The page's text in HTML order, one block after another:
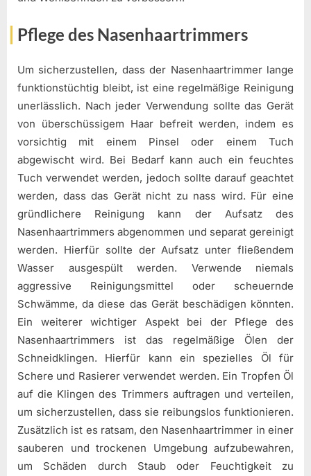
Pflege des Nasenhaartrimmers
Um sicherzustellen, dass der Nasenhaartrimmer lange
funktionstüchtig bleibt, ist eine regelmäßige Reinigung
unerlässlich. Nach jeder Verwendung sollte das Gerät
von überschüssigem Haar befreit werden, indem es
vorsichtig mit einem Pinsel oder einem Tuch
abgewischt wird. Bei Bedarf kann auch ein feuchtes
Tuch verwendet werden, jedoch sollte darauf geachtet
werden, dass das Gerät nicht zu nass wird. Für eine
gründlichere Reinigung kann der Aufsatz des
Nasenhaartrimmers abgenommen und separat gereinigt
werden. Hierfür sollte der Aufsatz unter fließendem
Wasser ausgespült werden. Verwende niemals
aggressive Reinigungsmittel oder scheuernde
Schwämme, da diese das Gerät beschädigen könnten.
Ein weiterer wichtiger Aspekt bei der Pflege des
Nasenhaartrimmers ist das regelmäßige Ölen der
Schneidklingen. Hierfür kann ein spezielles Öl für
Schere und Rasierer verwendet werden. Ein Tropfen Öl
auf die Klingen des Trimmers auftragen und verteilen,
um sicherzustellen, dass sie reibungslos funktionieren.
Zusätzlich ist es ratsam, den Nasenhaartrimmer in einer
sauberen und trockenen Umgebung aufzubewahren,
um Schäden durch Staub oder Feuchtigkeit zu